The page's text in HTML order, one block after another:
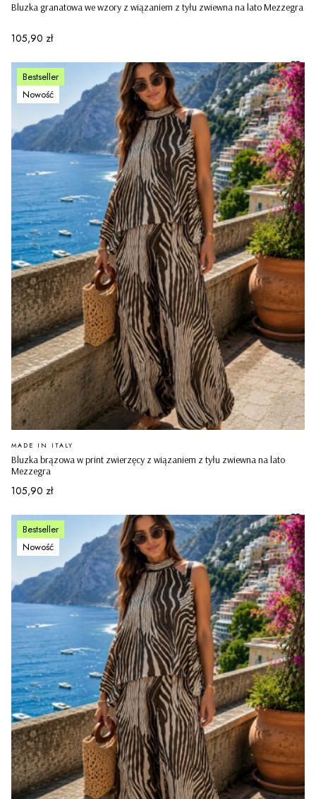
Bluzka granatowa we wzory z wiązaniem z tyłu zwiewna na lato Mezzegra
Cena
105,90 zł
Bestseller
Nowość
Bluzka brązowa w print zwierzęcy z wiązaniem z tyłu zwiewna na lato
Mezzegra
PRODUCENT
MADE IN ITALY
Cena
105,90 zł
Bestseller
Nowość